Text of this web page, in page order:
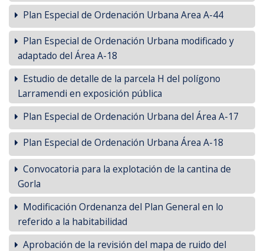
Plan Especial de Ordenación Urbana Area A-44
Plan Especial de Ordenación Urbana modificado y
adaptado del Área A-18
Estudio de detalle de la parcela H del polígono
Larramendi en exposición pública
Plan Especial de Ordenación Urbana del Área A-17
Plan Especial de Ordenación Urbana Área A-18
Convocatoria para la explotación de la cantina de
Gorla
Modificación Ordenanza del Plan General en lo
referido a la habitabilidad
Aprobación de la revisión del mapa de ruido del